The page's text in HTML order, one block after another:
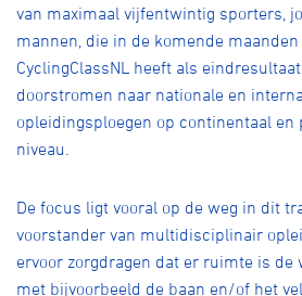
van maximaal vijfentwintig sporters,
mannen, die in de komende
CyclingClassNL heeft als
doorstromen naar nationale en
opleidingsploegen op continentaal en
niveau.
De focus ligt vooral op de weg in dit
voorstander van multidisciplinair
ervoor zorgdragen dat er ruimte is de
met bijvoorbeeld de baan en/of het